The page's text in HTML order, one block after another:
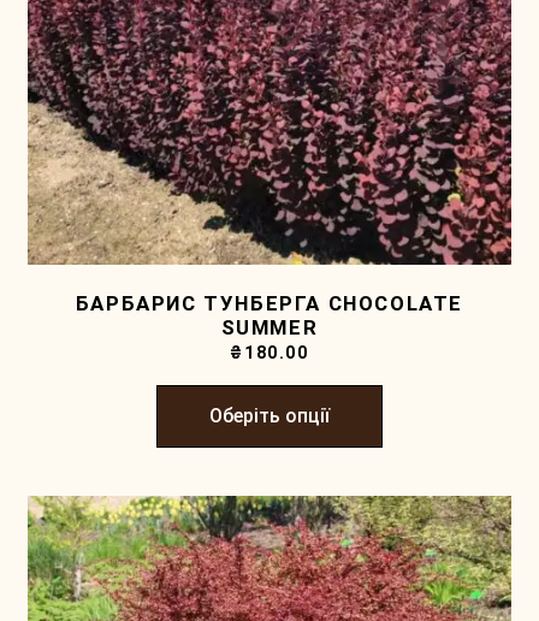
БАРБАРИС ТУНБЕРГА CHOCOLATE
SUMMER
₴ 180.00
Оберіть опції